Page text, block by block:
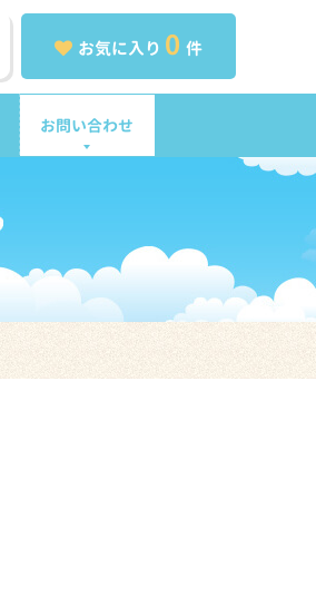
お気に入り 0 件
お問い合わせ